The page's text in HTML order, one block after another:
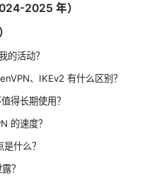
2025 年）
的活动？
、IKEv2 有什么区别？
得长期使用？
的速度？
什么？
？